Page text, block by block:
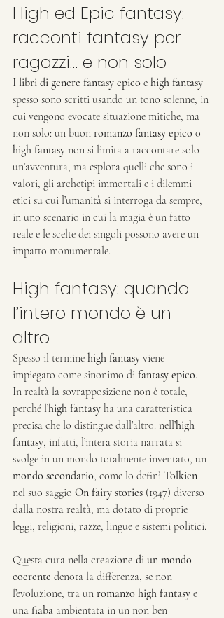
High ed Epic fantasy:
racconti fantasy per
ragazzi… e non solo
I libri di genere fantasy epico e high fantasy
spesso sono scritti usando un tono solenne, in
cui vengono evocate situazione mitiche, ma
non solo: un buon romanzo fantasy epico o
high fantasy non si limita a raccontare solo
un’avventura, ma esplora quelli che sono i
valori, gli archetipi immortali e i dilemmi
etici su cui l’umanità si interroga da sempre,
in uno scenario in cui la magia è un fatto
reale e le scelte dei singoli possono avere un
impatto monumentale.
High fantasy: quando
l’intero mondo è un
altro
Spesso il termine high fantasy viene
impiegato come sinonimo di fantasy epico.
In realtà la sovrapposizione non è totale,
perché l’high fantasy ha una caratteristica
precisa che lo distingue dall’altro: nell’high
fantasy, infatti, l’intera storia narrata si
svolge in un mondo totalmente inventato, un
mondo secondario, come lo definì Tolkien
nel suo saggio On fairy stories (1947) diverso
dalla nostra realtà, ma dotato di proprie
leggi, religioni, razze, lingue e sistemi politici.
Questa cura nella creazione di un mondo
coerente denota la differenza, se non
l’evoluzione, tra un romanzo high fantasy e
una fiaba ambientata in un non ben